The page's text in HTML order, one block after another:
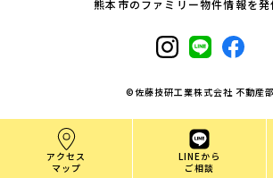
アクセス
マップ
LINEから
ご相談
熊本市のファミリー物件情報を発
©︎佐藤技研工業株式会社 不動産部